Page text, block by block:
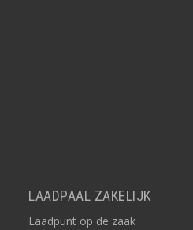
LAADPAAL ZAKELIJK
Laadpunt op de zaak